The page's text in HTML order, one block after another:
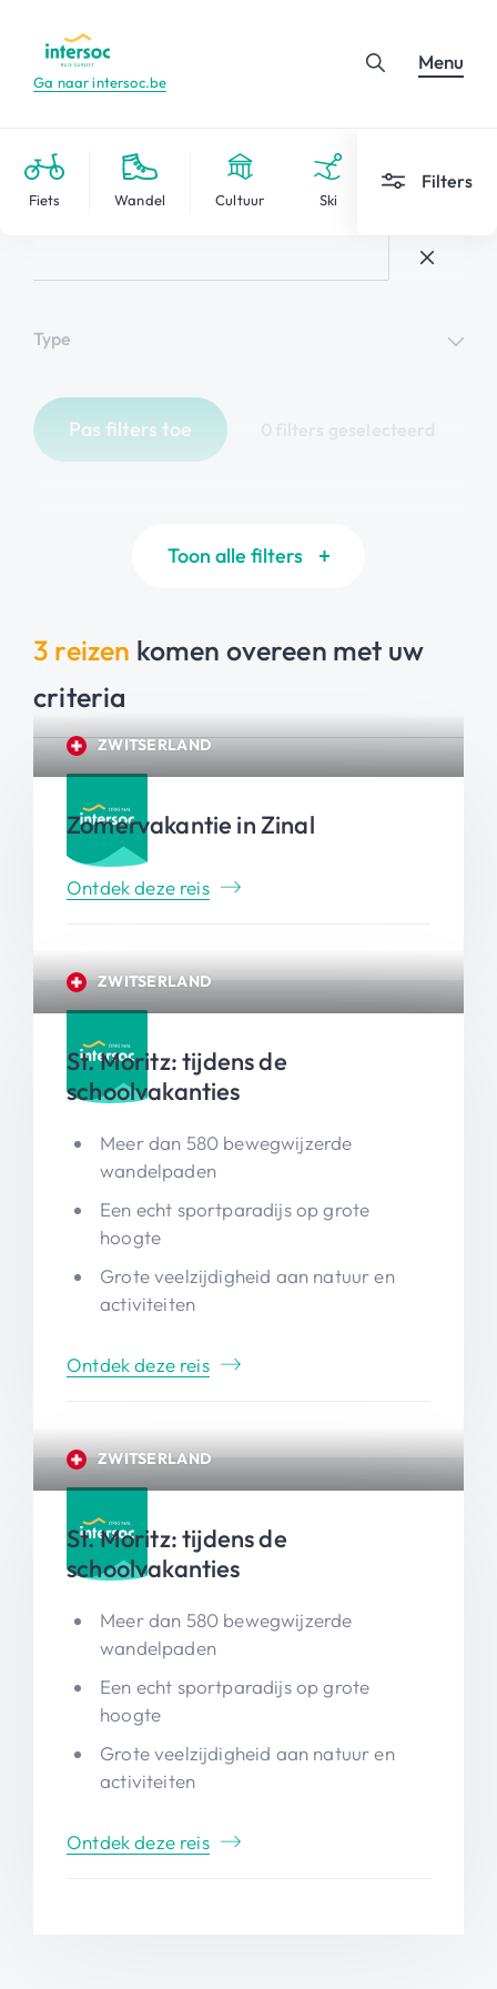
Ga naar intersoc.be
Menu
Fiets Wandel Cultuur Ski
Filters
Type
Pas filters toe 0 filters geselecteerd
Toon alle filters
3 reizen komen overeen met uw
criteria
ZWITSERLAND
Zomervakantie in Zinal
Ontdek deze reis
ZWITSERLAND
St. Moritz: tijdens de
schoolvakanties
Meer dan 580 bewegwijzerde
wandelpaden
Een echt sportparadijs op grote
hoogte
Grote veelzijdigheid aan natuur en
activiteiten
Ontdek deze reis
ZWITSERLAND
St. Moritz: tijdens de
schoolvakanties
Meer dan 580 bewegwijzerde
wandelpaden
Een echt sportparadijs op grote
hoogte
Grote veelzijdigheid aan natuur en
activiteiten
Ontdek deze reis